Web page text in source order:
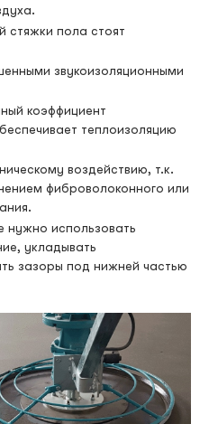
стяжки пола стоят
звукоизоляционными
коэффициент
теплоизоляцию
воздействию, т.к.
фиброволоконного или
нужно использовать
укладывать
зазоры под нижней частью